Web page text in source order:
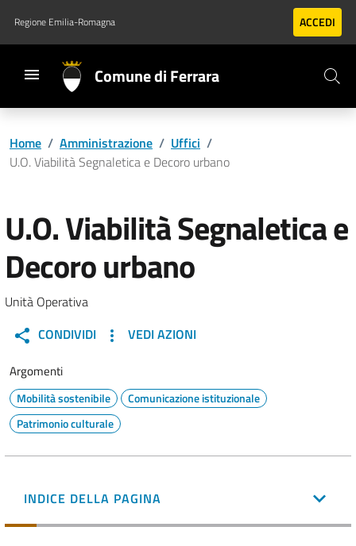
Vai al contenuto principale
Vai al footer
Regione Emilia-Romagna ACCEDI
Comune di Ferrara
Home / Amministrazione / Uffici /
U.O. Viabilità Segnaletica e Decoro urbano
U.O. Viabilità Segnaletica e
Decoro urbano
Unità Operativa
CONDIVIDI
VEDI AZIONI
Argomenti
Mobilità sostenibile
Comunicazione istituzionale
Patrimonio culturale
INDICE DELLA PAGINA